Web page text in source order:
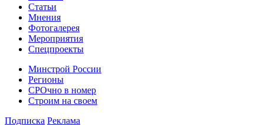
Статьи
Мнения
Фотогалерея
Мероприятия
Спецпроекты
Минстрой России
Регионы
СРОчно в номер
Строим на своем
Подписка Реклама